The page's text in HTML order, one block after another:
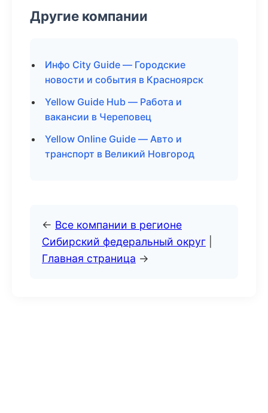
Другие компании
Инфо City Guide — Городские
новости и события в Красноярск
Yellow Guide Hub — Работа и
вакансии в Череповец
Yellow Online Guide — Авто и
транспорт в Великий Новгород
← Все компании в регионе
Сибирский федеральный округ
Главная страница →